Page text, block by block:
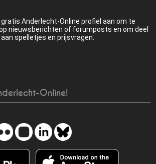
gratis Anderlecht-Online profiel aan om te
nieuwsberichten of forumposts en om deel
spelletjes en prijsvragen.
Online!